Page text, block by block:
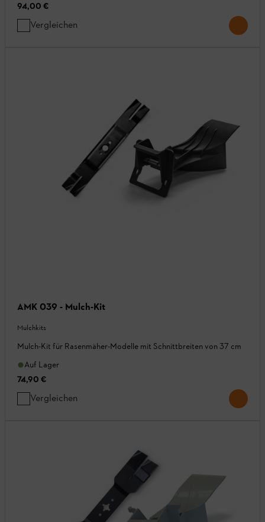
94,00 €
Vergleichen
AMK 039 - Mulch-Kit
Mulchkits
Mulch-Kit für Rasenmäher-Modelle mit Schnittbreiten von 37 cm
Auf Lager
74,90 €
Vergleichen